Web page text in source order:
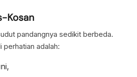
Kosan
pandangnya sedikit berbeda.
perhatian adalah: